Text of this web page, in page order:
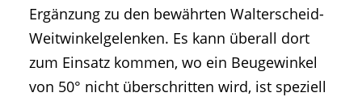
Ergänzung zu den bewährten Walterscheid-
Weitwinkelgelenken. Es kann überall dort
zum Einsatz kommen, wo ein Beugewinkel
von 50° nicht überschritten wird, ist speziell